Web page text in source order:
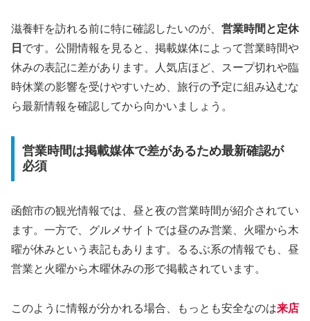
滋養軒を訪れる前に特に確認したいのが、 営業時間と定休
日 です。公開情報を見ると、掲載媒体によって営業時間や
休みの表記に差があります。人気店ほど、スープ切れや臨
時休業の影響を受けやすいため、旅行の予定に組み込むな
ら最新情報を確認してから向かいましょう。
営業時間は掲載媒体で差があるため最新確認が
必須
函館市の観光情報では、昼と夜の営業時間が紹介されてい
ます。一方で、グルメサイトでは昼のみ営業、火曜から木
曜が休みという表記もあります。るるぶ系の情報でも、昼
営業と火曜から木曜休みの形で掲載されています。
このように情報が分かれる場合、もっとも安全なのは来店